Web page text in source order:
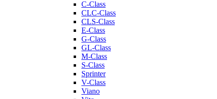
C-Class
CLC-Class
CLS-Class
E-Class
G-Class
GL-Class
M-Class
S-Class
Sprinter
V-Class
Viano